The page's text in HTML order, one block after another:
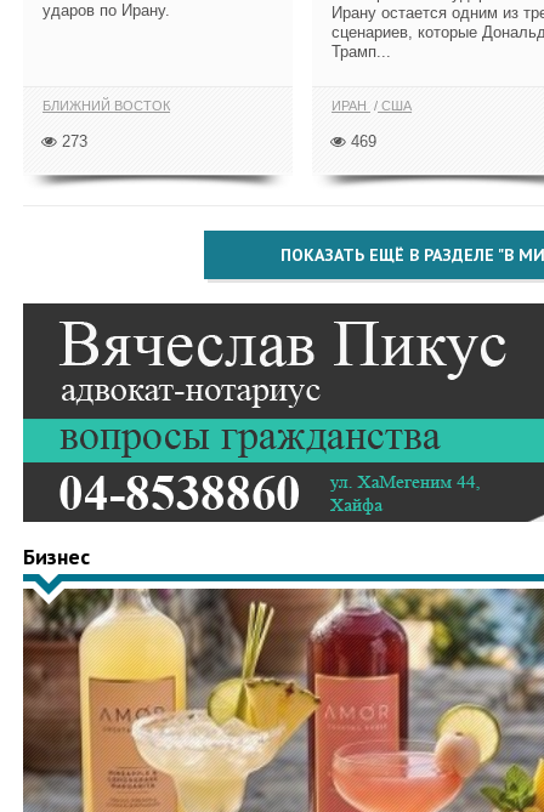
ударов по Ирану.
БЛИЖНИЙ ВОСТОК
273
Ирану остается одним из
сценариев, которые
Трамп...
ИРАН США
469
ПОКАЗАТЬ ЕЩЁ В РАЗДЕЛЕ "В
Бизнес